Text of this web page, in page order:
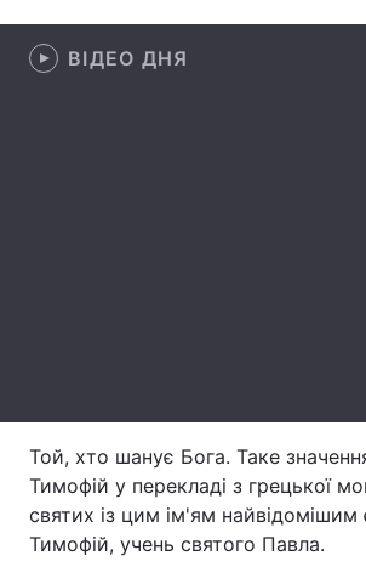
ВІДЕО ДНЯ
Той, хто шанує Бога. Таке
Тимофій у перекладі з грецької
святих із цим ім'ям найвідомішим
Тимофій, учень святого Павла.